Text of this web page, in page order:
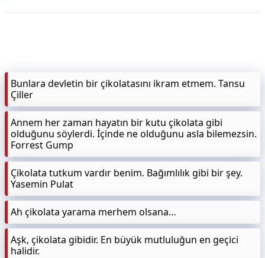
Bunlara devletin bir çikolatasını ikram etmem. Tansu
Çiller
Annem her zaman hayatın bir kutu çikolata gibi
olduğunu söylerdi. İçinde ne olduğunu asla bilemezsin.
Forrest Gump
Çikolata tutkum vardır benim. Bağımlılık gibi bir şey.
Yasemin Pulat
Ah çikolata yarama merhem olsana…
Aşk, çikolata gibidir. En büyük mutluluğun en geçici
halidir.